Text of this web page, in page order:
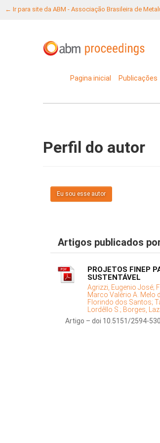
← Ir para site da ABM - Associação Brasileira de
Pagina inicial Publicações
Perfil do autor
Eu sou esse autor
Artigos publicados
PROJETOS FINEP
SUSTENTÁVEL
Agrizzi, Eugenio José;
Marco Valério A. Melo
Florindo dos Santos;
Lordêllo S.; Borges,
Artigo – doi 10.5151/2594-